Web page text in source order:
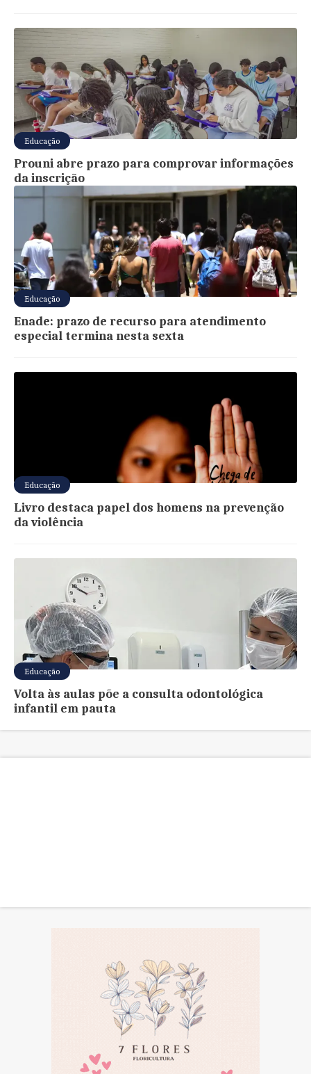
Educação
Prouni abre prazo para comprovar informações
da inscrição
Educação
Enade: prazo de recurso para atendimento
especial termina nesta sexta
Educação
Livro destaca papel dos homens na prevenção
da violência
Educação
Volta às aulas põe a consulta odontológica
infantil em pauta